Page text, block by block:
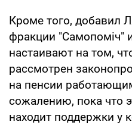
Кроме того, добавил
фракции "Самопоміч"
настаивают на том,
рассмотрен
на пенсии
сожалению, пока что
находит поддержки у